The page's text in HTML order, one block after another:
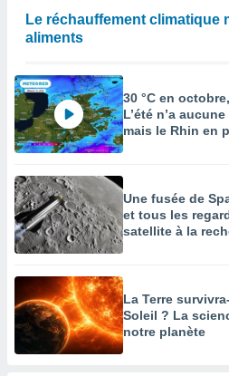
Le réchauffement climatique
aliments
30 °C en
L’été n’a
mais le Rhin en
Une fusée de
et tous les
satellite à la
La Terre
Soleil ? La
notre planète